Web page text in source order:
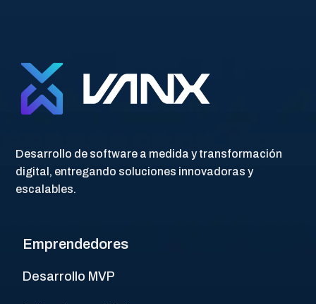
Desarrollo de software a medida y transformación
digital, entregando soluciones innovadoras y
escalables.
Emprendedores
Desarrollo MVP